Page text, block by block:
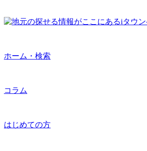
ホーム・検索
コラム
はじめての方